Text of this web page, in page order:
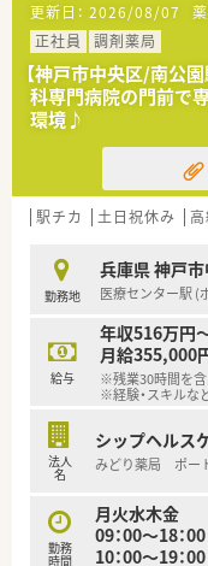
【法人特徴につい
■兵庫県内で地域
ひとりに寄り添
■医療現場におけ
一員として薬剤
続けられるよう
【職場環境と雰囲
■少数精鋭でコミ
■転勤の心配が
キャリア形成を
更新日： 2026/08/07
正社員
調剤薬局
【神戸市中央区/南公
科専門病院の門前で
環境♪
駅チカ 土日祝休み
勤務地
兵庫県 神戸
医療センター駅 (
給与
年収516万円
月給355,000
※残業30時間を
※経験・スキルな
法人
名
シップヘルス
みどり薬局 ポー
勤務
時間
月火水木金
09：00～18：00
10：00～19：